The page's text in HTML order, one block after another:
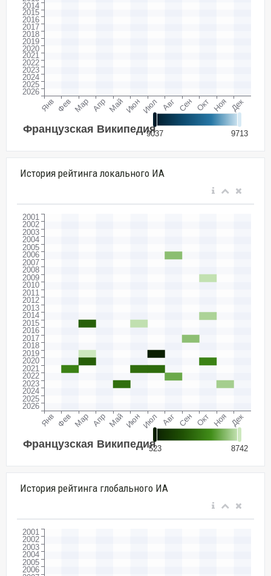
История рейтинга локального ИА
История рейтинга глобального ИА